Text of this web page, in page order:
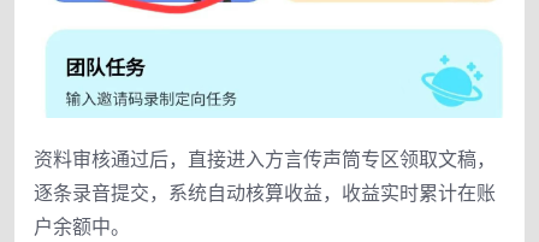
资料审核通过后，直接进入方言传声筒专区领取文稿，
逐条录音提交，系统自动核算收益，收益实时累计在账
户余额中。